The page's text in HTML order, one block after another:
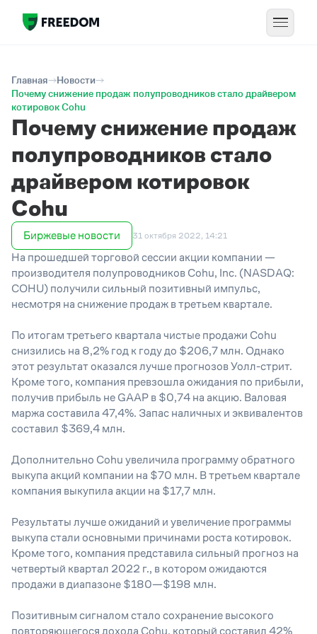
Главная
Новости
Почему снижение продаж полупроводников стало драйвером
котировок Cohu
Почему снижение продаж
полупроводников стало
драйвером котировок
Cohu
Биржевые новости 31 октября 2022, 14:21
На прошедшей торговой сессии акции компании —
производителя полупроводников Cohu, Inc. (NASDAQ:
COHU) получили сильный позитивный импульс,
несмотря на снижение продаж в третьем квартале.
По итогам третьего квартала чистые продажи Cohu
снизились на 8,2% год к году до $206,7 млн. Однако
этот результат оказался лучше прогнозов Уолл-стрит.
Кроме того, компания превзошла ожидания по прибыли,
получив прибыль не GAAP в $0,74 на акцию. Валовая
маржа составила 47,4%. Запас наличных и эквивалентов
составил $369,4 млн.
Дополнительно Cohu увеличила программу обратного
выкупа акций компании на $70 млн. В третьем квартале
компания выкупила акции на $17,7 млн.
Результаты лучше ожиданий и увеличение программы
выкупа стали основными причинами роста котировок.
Кроме того, компания представила сильный прогноз на
четвертый квартал 2022 г., в котором ожидаются
продажи в диапазоне $180—$198 млн.
Позитивным сигналом стало сохранение высокого
повторяющегося дохода Cohu, который составил 42%